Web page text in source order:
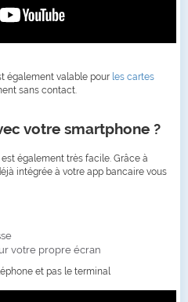
également valable pour les cartes
sans contact.
votre smartphone ?
également très facile. Grâce à
intégrée à votre app bancaire vous
votre propre écran
et pas le terminal